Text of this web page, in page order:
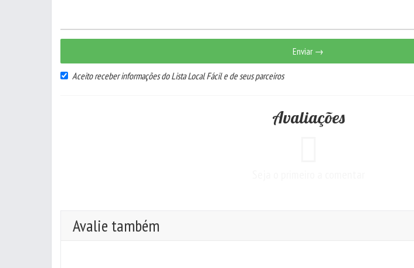
Enviar →
Aceito receber informações do Lista Local Fácil e de seus parceiros
Avaliações
Avalie também